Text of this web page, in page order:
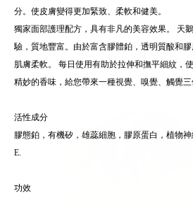
分。使皮膚變得更加緊致、柔軟和健美。
獨家面部護理配方，具有非凡的美容效果。 天
驗，質地豐富。由於富含膠體鉑，透明質酸和
肌膚柔軟。 每日使用有助於拉伸和撫平細紋，
精妙的香味，給您帶來一種視覺、嗅覺、觸覺三
活性成分
膠態鉑，有機矽，雄蕊細胞，膠原蛋白，植物
E.
功效